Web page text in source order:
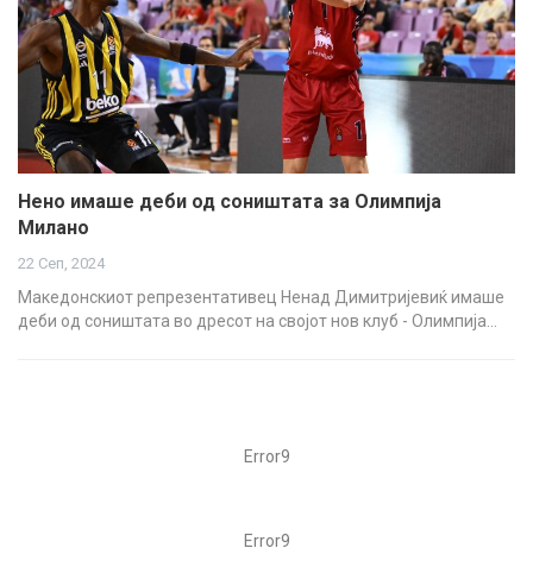
Нено имаше деби од соништата за Олимпија
Милано
22 Сеп, 2024
Македонскиот репрезентативец Ненад Димитријевиќ имаше
деби од соништата во дресот на својот нов клуб - Олимпија…
Error9
Error9